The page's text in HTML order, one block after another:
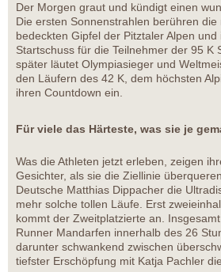
Der Morgen graut und kündigt einen
Die ersten Sonnenstrahlen berühren die
bedeckten Gipfel der Pitztaler Alpen und
Startschuss für die Teilnehmer der 95 K
später läutet Olympiasieger und
den Läufern des 42 K, dem höchsten
ihren Countdown ein.
Für viele das Härteste, was sie je
Was die Athleten jetzt erleben, zeigen
Gesichter, als sie die Ziellinie
Deutsche Matthias Dippacher die
mehr solche tollen Läufe. Erst
kommt der Zweitplatzierte an.
Runner Mandarfen innerhalb des 26
darunter schwankend zwischen
tiefster Erschöpfung mit Katja Pachler